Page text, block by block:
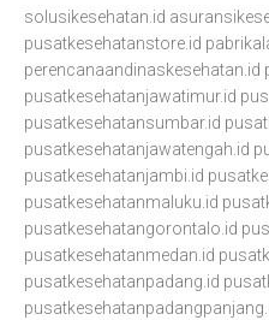
solusikesehatan.id
pusatkesehatanstore.id
perencanaandinaskesehatan.id
pusatkesehatanjawatimur.id
pusatkesehatansumbar.id
pusatkesehatanjawatengah.id
pusatkesehatanjambi.id
pusatkesehatanmaluku.id
pusatkesehatangorontalo.id
pusatkesehatanmedan.id
pusatkesehatanpadang.id